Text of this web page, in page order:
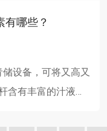
有哪些？
设备，可将又高又
含有丰富的汁液，